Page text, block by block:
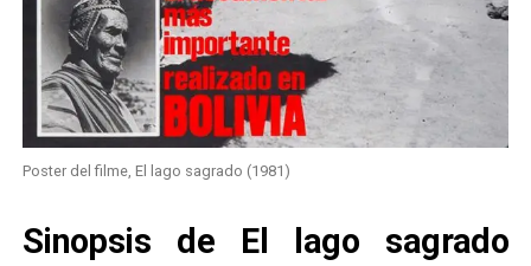
Poster del filme, El lago sagrado (1981)
Sinopsis de El lago sagrado